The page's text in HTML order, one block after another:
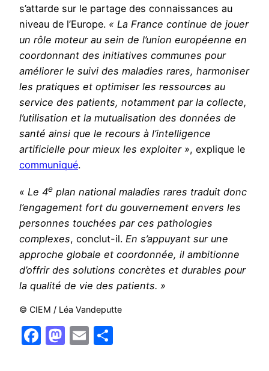
s’attarde sur le partage des connaissances au
niveau de l’Europe. « La France continue de jouer
un rôle moteur au sein de l’union européenne en
coordonnant des initiatives communes pour
améliorer le suivi des maladies rares, harmoniser
les pratiques et optimiser les ressources au
service des patients, notamment par la collecte,
l’utilisation et la mutualisation des données de
santé ainsi que le recours à l’intelligence
artificielle pour mieux les exploiter », explique le
communiqué.
« Le 4e plan national maladies rares traduit donc
l’engagement fort du gouvernement envers les
personnes touchées par ces pathologies
complexes, conclut-il. En s’appuyant sur une
approche globale et coordonnée, il ambitionne
d’offrir des solutions concrètes et durables pour
la qualité de vie des patients. »
© CIEM / Léa Vandeputte
Facebook
Mastodon
Email